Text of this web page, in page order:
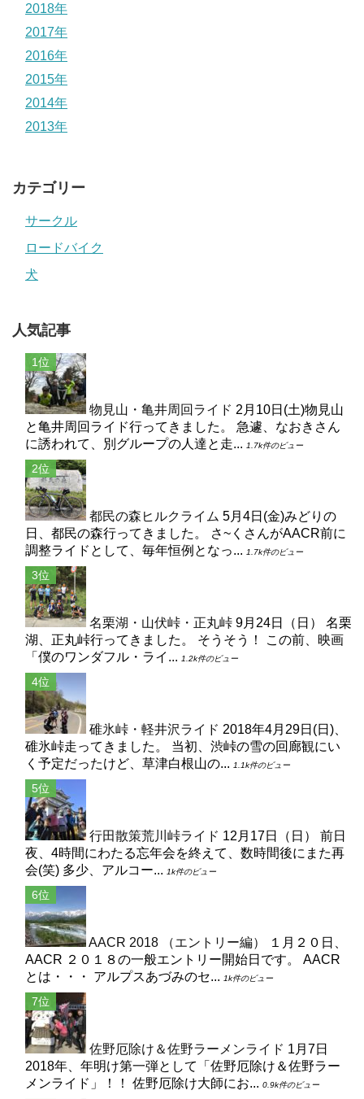
2018年
2017年
2016年
2015年
2014年
2013年
カテゴリー
サークル
ロードバイク
犬
人気記事
物見山・亀井周回ライド 2月10日(土)物見山
と亀井周回ライド行ってきました。 急遽、なおきさん
に誘われて、別グループの人達と走... 1.7k件のビュー
都民の森ヒルクライム 5月4日(金)みどりの
日、都民の森行ってきました。 さ~くさんがAACR前に
調整ライドとして、毎年恒例となっ... 1.7k件のビュー
名栗湖・山伏峠・正丸峠 9月24日（日） 名栗
湖、正丸峠行ってきました。 そうそう！ この前、映画
「僕のワンダフル・ライ... 1.2k件のビュー
碓氷峠・軽井沢ライド 2018年4月29日(日)、
碓氷峠走ってきました。 当初、渋峠の雪の回廊観にい
く予定だったけど、草津白根山の... 1.1k件のビュー
行田散策荒川峠ライド 12月17日（日） 前日
夜、4時間にわたる忘年会を終えて、数時間後にまた再
会(笑) 多少、アルコー... 1k件のビュー
AACR 2018 （エントリー編）
１月２０日、
AACR ２０１８の一般エントリー開始日です。 AACR
とは・・・ アルプスあづみのセ... 1k件のビュー
佐野厄除け＆佐野ラーメンライド 1月7日
2018年、年明け第一弾として「佐野厄除け＆佐野ラー
メンライド」！！ 佐野厄除け大師にお... 0.9k件のビュー